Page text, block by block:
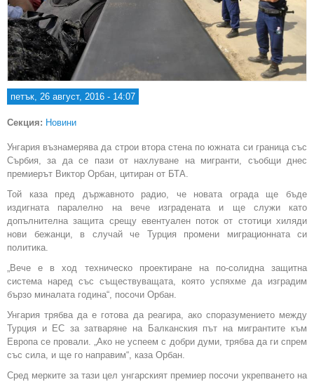
петък, 26 август, 2016 - 14:07
Секция: Новини
Унгария възнамерява да строи втора стена по южната си граница със
Сърбия, за да се пази от нахлуване на мигранти, съобщи днес
премиерът Виктор Орбан, цитиран от БТА.
Той каза пред държавното радио, че новата ограда ще бъде
издигната паралелно на вече изградената и ще служи като
допълнителна защита срещу евентуален поток от стотици хиляди
нови бежанци, в случай че Турция промени миграционната си
политика.
„Вече е в ход техническо проектиране на по-солидна защитна
система наред със съществуващата, която успяхме да изградим
бързо миналата година“, посочи Орбан.
Унгария трябва да е готова да реагира, ако споразумението между
Турция и ЕС за затваряне на Балканския път на мигрантите към
Европа се провали. „Ако не успеем с добри думи, трябва да ги спрем
със сила, и ще го направим“, каза Орбан.
Сред мерките за тази цел унгарският премиер посочи укрепването на